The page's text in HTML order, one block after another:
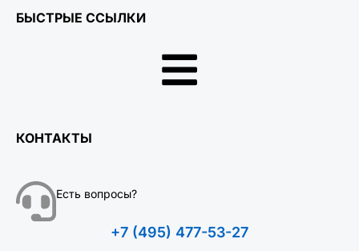
БЫСТРЫЕ ССЫЛКИ
КОНТАКТЫ
Есть вопросы?
+7 (495) 477-53-27